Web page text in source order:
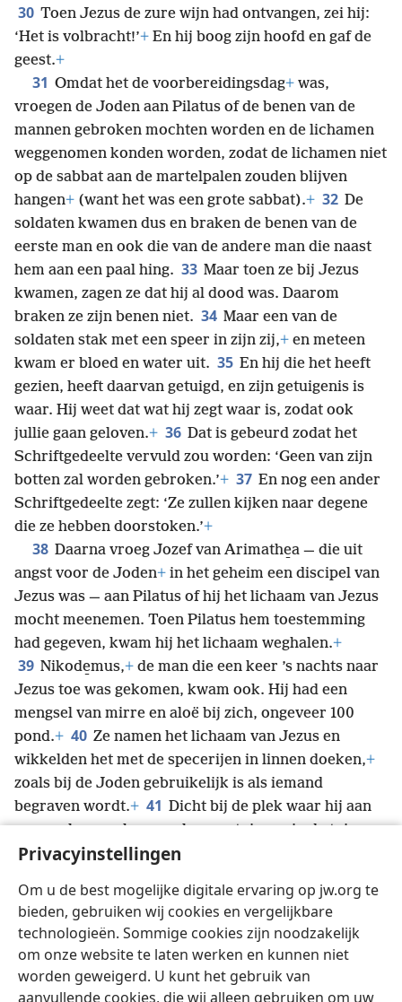
Privacyinstellingen
Om u de best mogelijke digitale ervaring op jw.org te
bieden, gebruiken wij cookies en vergelijkbare
technologieën. Sommige cookies zijn noodzakelijk
om onze website te laten werken en kunnen niet
worden geweigerd. U kunt het gebruik van
aanvullende cookies, die wij alleen gebruiken om uw
30 Toen Jezus de zure wijn had ontvangen, zei hij:
‘Het is volbracht!’+ En hij boog zijn hoofd en gaf de
geest.+
31 Omdat het de voorbereidingsdag+ was,
vroegen de Joden aan Pilatus of de benen van de
mannen gebroken mochten worden en de lichamen
weggenomen konden worden, zodat de lichamen niet
op de sabbat aan de martelpalen zouden blijven
hangen+ (want het was een grote sabbat).+ 32 De
soldaten kwamen dus en braken de benen van de
eerste man en ook die van de andere man die naast
hem aan een paal hing. 33 Maar toen ze bij Jezus
kwamen, zagen ze dat hij al dood was. Daarom
braken ze zijn benen niet. 34 Maar een van de
soldaten stak met een speer in zijn zij,+ en meteen
kwam er bloed en water uit. 35 En hij die het heeft
gezien, heeft daarvan getuigd, en zijn getuigenis is
waar. Hij weet dat wat hij zegt waar is, zodat ook
jullie gaan geloven.+ 36 Dat is gebeurd zodat het
Schriftgedeelte vervuld zou worden: ‘Geen van zijn
botten zal worden gebroken.’+ 37 En nog een ander
Schriftgedeelte zegt: ‘Ze zullen kijken naar degene
die ze hebben doorstoken.’+
38 Daarna vroeg Jozef van Arimathe̱a — die uit
angst voor de Joden+ in het geheim een discipel van
Jezus was — aan Pilatus of hij het lichaam van Jezus
mocht meenemen. Toen Pilatus hem toestemming
had gegeven, kwam hij het lichaam weghalen.+
39 Nikode̱mus,+ de man die een keer ’s nachts naar
Jezus toe was gekomen, kwam ook. Hij had een
mengsel van mirre en aloë bij zich, ongeveer 100
pond.+ 40 Ze namen het lichaam van Jezus en
wikkelden het met de specerijen in linnen doeken,+
zoals bij de Joden gebruikelijk is als iemand
begraven wordt.+ 41 Dicht bij de plek waar hij aan
een paal was gehangen, lag een tuin, en in de tuin was
een nieuw graf,+
waarin nog nooit iemand was
Joden was en het graf dichtbij was, legden ze Jezus
daarin.